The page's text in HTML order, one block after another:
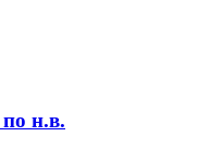
н.в.